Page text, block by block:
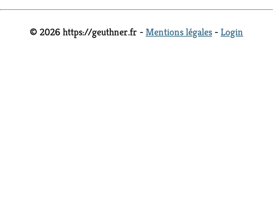
© 2026 https://geuthner.fr -Mentions légales -Login